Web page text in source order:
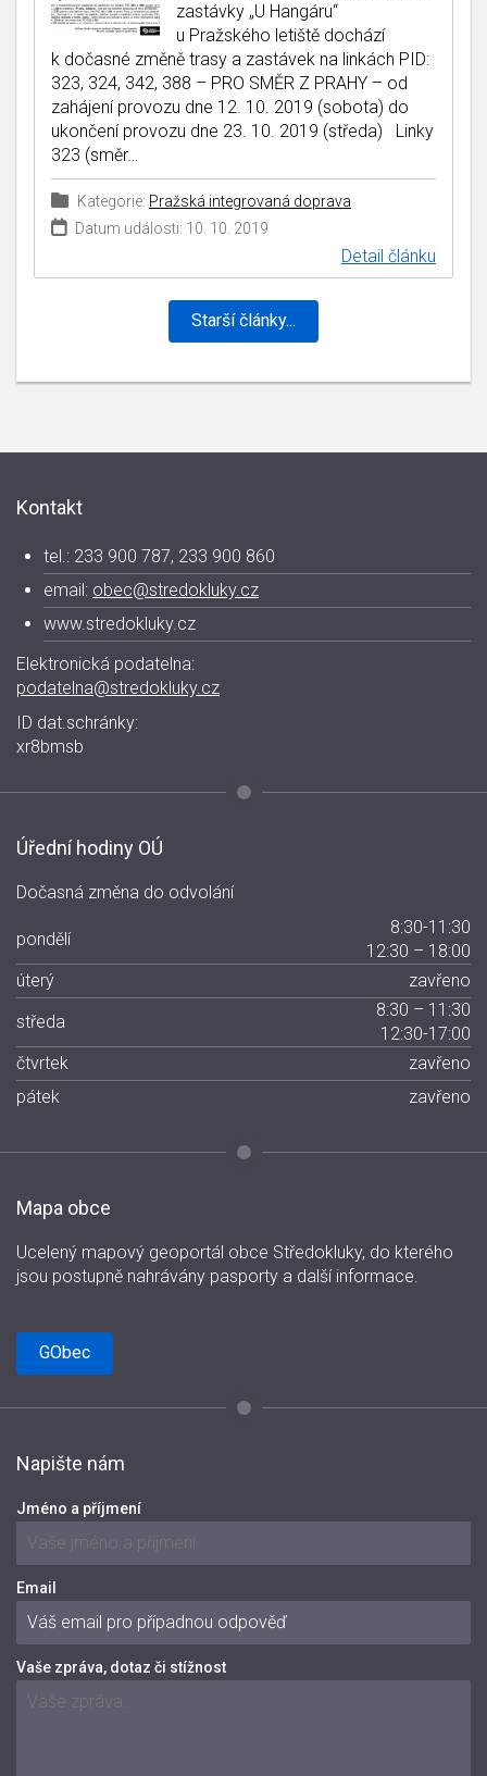
zastávky „U Hangáru“
u Pražského letiště dochází
k dočasné změně trasy a zastávek na linkách PID:
323, 324, 342, 388 – PRO SMĚR Z PRAHY – od
zahájení provozu dne 12. 10. 2019 (sobota) do
ukončení provozu dne 23. 10. 2019 (středa) Linky
323 (směr…
Kategorie: Pražská integrovaná doprava
Datum události: 10. 10. 2019
Detail článku
Starší články...
Kontakt
tel.: 233 900 787, 233 900 860
email: obec@stredokluky.cz
www.stredokluky.cz
Elektronická podatelna:
podatelna@stredokluky.cz
ID dat.schránky:
xr8bmsb
Úřední hodiny OÚ
Dočasná změna do odvolání
pondělí
8:30-11:30
12:30 – 18:00
úterý
zavřeno
středa
8:30 – 11:30
12:30-17:00
čtvrtek
zavřeno
pátek
zavřeno
Mapa obce
Ucelený mapový geoportál obce Středokluky, do kterého
jsou postupně nahrávány pasporty a další informace.
GObec
Napište nám
Jméno a příjmení
Email
Vaše zpráva, dotaz či stížnost